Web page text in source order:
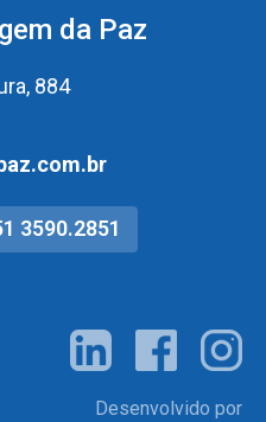
da Paz
884
3590.2851
Desenvolvido por